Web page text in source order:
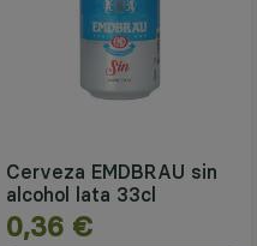
Cerveza EMDBRAU sin
alcohol lata 33cl
0,36 €